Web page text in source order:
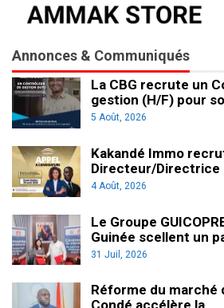
Annonces & Communiqués
La CBG recrute un
gestion (H/F) pour
5 Août, 2026
Kakandé Immo
Directeur/Directrice
4 Août, 2026
Le Groupe
Guinée scellent un
31 Juil, 2026
Réforme du marché